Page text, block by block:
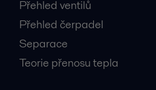
Přehled ventilů
Přehled čerpadel
Separace
Teorie přenosu tepla